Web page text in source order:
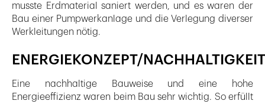
musste Erdmaterial saniert werden, und es waren der
Bau einer Pumpwerkanlage und die Verlegung diverser
Werkleitungen nötig.
ENERGIEKONZEPT/NACHHALTIGKEIT
Eine nachhaltige Bauweise und eine hohe
Energieeffizienz waren beim Bau sehr wichtig. So erfüllt